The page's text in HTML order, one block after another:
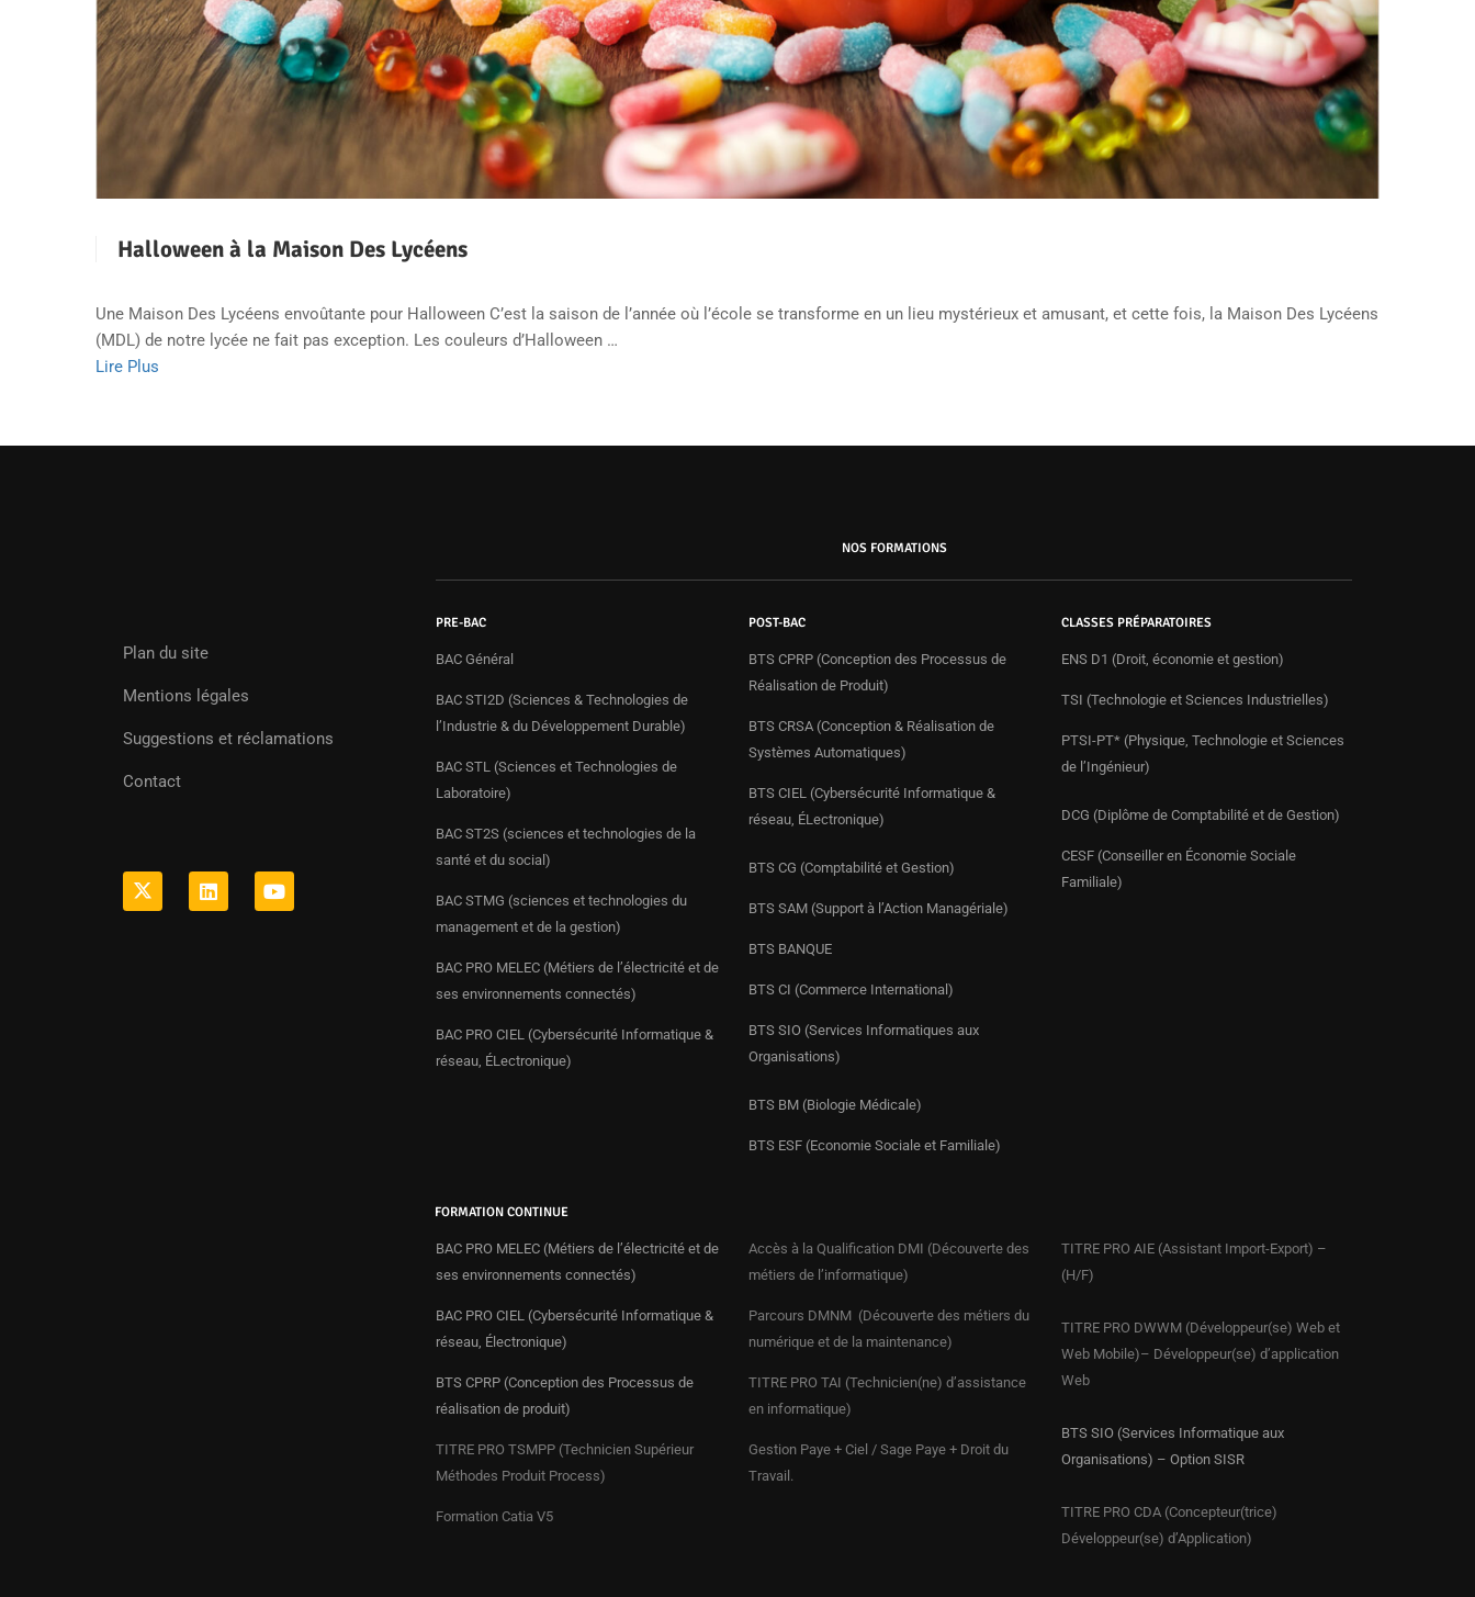
Halloween à la Maison Des Lycéens
Une Maison Des Lycéens envoûtante pour Halloween C’est la saison de l’année où l’école se transforme en un lieu mystérieux et amusant, et cette fois, la Maison Des Lycéens
(MDL) de notre lycée ne fait pas exception. Les couleurs d’Halloween …
Lire Plus
NOS FORMATIONS
Plan du site
Mentions légales
Suggestions et réclamations
Contact
PRE-BAC
BAC Général
BAC STI2D (Sciences & Technologies de
l’Industrie & du Développement Durable)
BAC STL (Sciences et Technologies de
Laboratoire)
BAC ST2S (sciences et technologies de la
santé et du social)
BAC STMG (sciences et technologies du
management et de la gestion)
BAC PRO MELEC (Métiers de l’électricité et de
ses environnements connectés)
BAC PRO CIEL (Cybersécurité Informatique &
réseau, ÉLectronique)
POST-BAC
BTS CPRP (Conception des Processus de
Réalisation de Produit)
BTS CRSA (Conception & Réalisation de
Systèmes Automatiques)
BTS CIEL (Cybersécurité Informatique &
réseau, ÉLectronique)
BTS CG (Comptabilité et Gestion)
BTS SAM (Support à l’Action Managériale)
BTS BANQUE
BTS CI (Commerce International)
BTS SIO (Services Informatiques aux
Organisations)
BTS BM (Biologie Médicale)
BTS ESF (Economie Sociale et Familiale)
CLASSES PRÉPARATOIRES
ENS D1 (Droit, économie et gestion)
TSI (Technologie et Sciences Industrielles)
PTSI-PT* (Physique, Technologie et Sciences
de l’Ingénieur)
DCG (Diplôme de Comptabilité et de Gestion)
CESF (Conseiller en Économie Sociale
Familiale)
FORMATION CONTINUE
BAC PRO MELEC (Métiers de l’électricité et de
ses environnements connectés)
BAC PRO CIEL (Cybersécurité Informatique &
réseau, Électronique)
BTS CPRP (Conception des Processus de
réalisation de produit)
TITRE PRO TSMPP (Technicien Supérieur
Méthodes Produit Process)
Formation Catia V5
Accès à la Qualification DMI (Découverte des
métiers de l’informatique)
Parcours DMNM (Découverte des métiers du
numérique et de la maintenance)
TITRE PRO TAI (Technicien(ne) d’assistance
en informatique)
Gestion Paye + Ciel / Sage Paye + Droit du
Travail.
TITRE PRO AIE (Assistant Import-Export) –
(H/F)
TITRE PRO DWWM (Développeur(se) Web et
Web Mobile)– Développeur(se) d’application
Web
BTS SIO (Services Informatique aux
Organisations) – Option SISR
TITRE PRO CDA (Concepteur(trice)
Développeur(se) d’Application)